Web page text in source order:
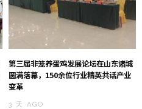
第三届非笼养蛋鸡发展论坛在山东诸城
圆满落幕，150余位行业精英共话产业
变革
3 天 AGO